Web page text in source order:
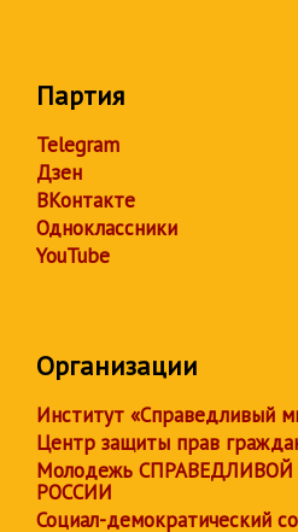
Партия
Telegram
Дзен
ВКонтакте
Одноклассники
YouTube
Организации
Институт «Справедливый
Центр защиты прав
Молодежь СПРАВЕДЛИВОЙ
РОССИИ
Социал-демократический